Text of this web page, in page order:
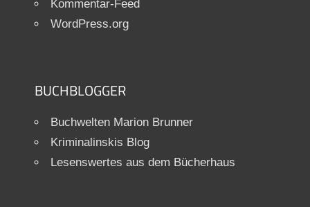
Kommentar-Feed
WordPress.org
BUCHBLOGGER
Buchwelten Marion Brunner
Kriminalinskis Blog
Lesenswertes aus dem Bücherhaus